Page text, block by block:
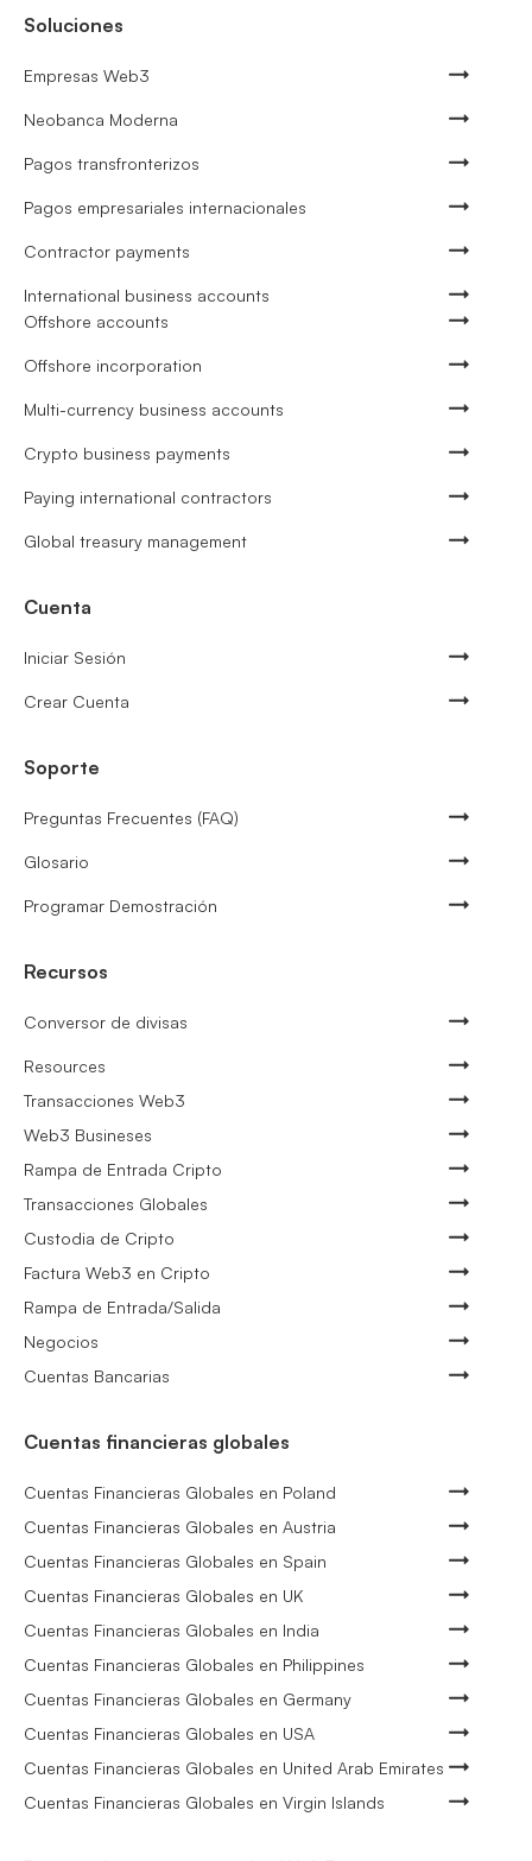
Soluciones
Empresas Web3
Neobanca Moderna
Pagos transfronterizos
Pagos empresariales internacionales
Contractor payments
International business accounts
Offshore accounts
Offshore incorporation
Multi-currency business accounts
Crypto business payments
Paying international contractors
Global treasury management
Cuenta
Iniciar Sesión
Crear Cuenta
Soporte
Preguntas Frecuentes (FAQ)
Glosario
Programar Demostración
Recursos
Conversor de divisas
Resources
Transacciones Web3
Web3 Busineses
Rampa de Entrada Cripto
Transacciones Globales
Custodia de Cripto
Factura Web3 en Cripto
Rampa de Entrada/Salida
Negocios
Cuentas Bancarias
Cuentas financieras globales
Cuentas Financieras Globales en Poland
Cuentas Financieras Globales en Austria
Cuentas Financieras Globales en Spain
Cuentas Financieras Globales en UK
Cuentas Financieras Globales en India
Cuentas Financieras Globales en Philippines
Cuentas Financieras Globales en Germany
Cuentas Financieras Globales en USA
Cuentas Financieras Globales en United Arab Emirates
Cuentas Financieras Globales en Virgin Islands